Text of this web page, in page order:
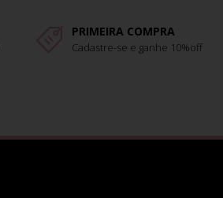
PRIMEIRA COMPRA
Cadastre-se e ganhe 10%off